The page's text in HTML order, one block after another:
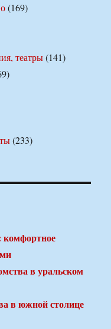
(169)
театры(141)
(233)
комфортное
в уральском
в южной столице